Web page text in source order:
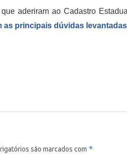
aderiram ao Cadastro
as principais dúvidas
são marcados com *